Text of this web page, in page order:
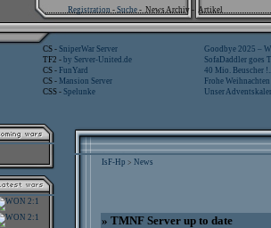
Registration - Suche - News Archiv - Artikel
CS - SniperWar Server
Goodbye 2025 –
TF2 - by Server-United.de
SofaDaddler goes
CS - FunYard
40 Mio. Beuscher
CS - Mansion Server
Frohe
CSS - Spelunke Unser
2:1
2:1
IsF-Hp > News
» TMNF Server up to date